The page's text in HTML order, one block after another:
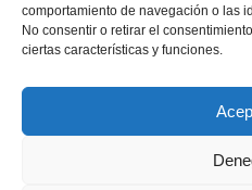
comportamiento de navegación o las
No consentir o retirar el
ciertas características y funciones.
Política de